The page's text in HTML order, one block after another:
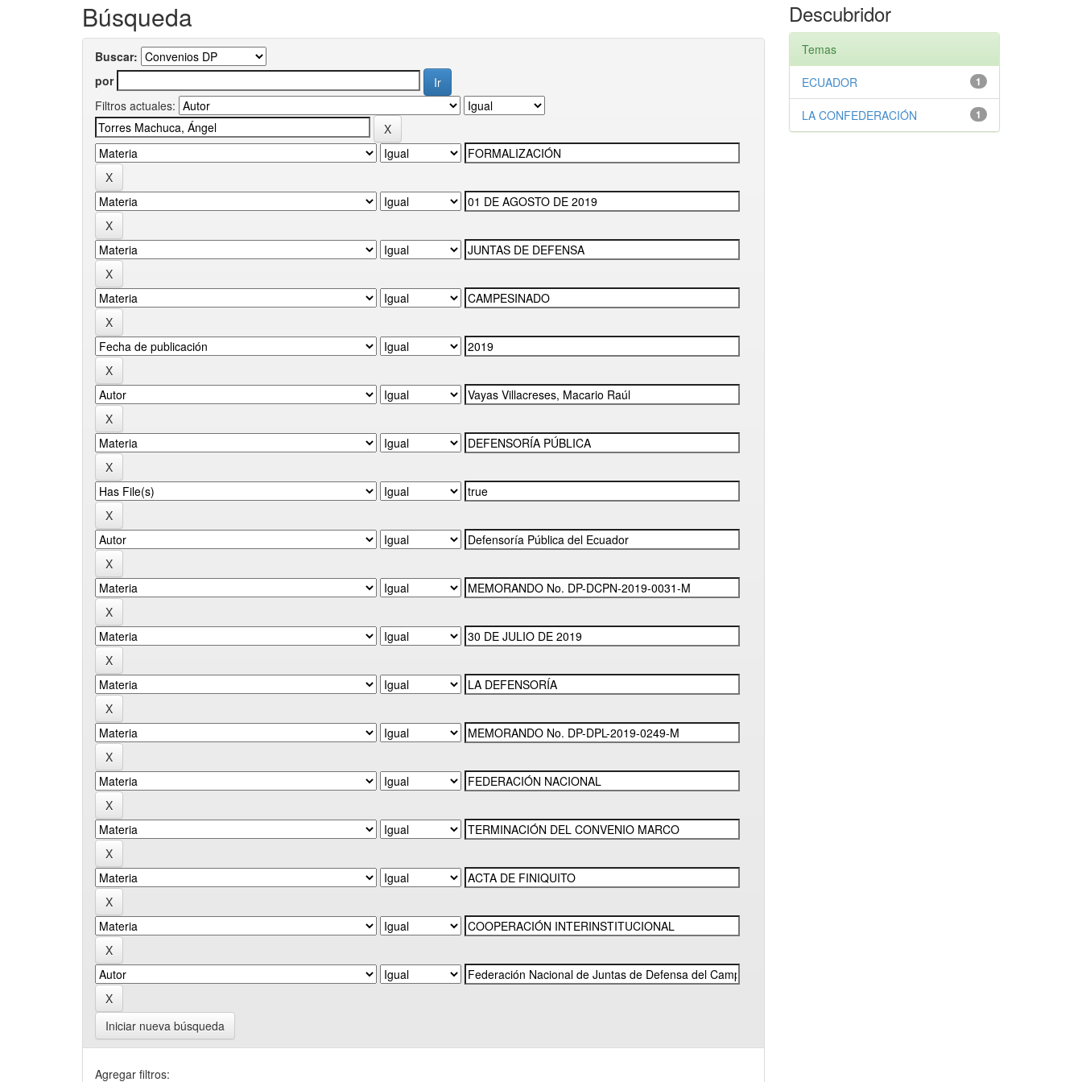
Búsqueda
Buscar:
por
Filtros actuales:
Iniciar nueva búsqueda
Agregar filtros:
Descubridor
Temas
1
ECUADOR
1
LA CONFEDERACIÓN